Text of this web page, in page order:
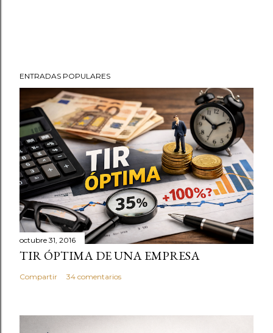
ENTRADAS POPULARES
octubre 31, 2016
TIR ÓPTIMA DE UNA EMPRESA
Compartir 34 comentarios